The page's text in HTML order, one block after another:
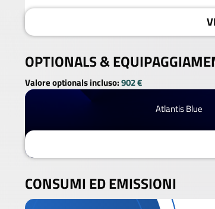
OPTIONALS &
Valore optionals incluso:902 €
Atlantis Blue
CONSUMI ED EMISSIONI